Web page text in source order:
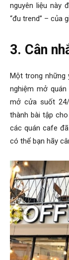
nguyên liệu này
“đu trend” – của
3. Cân
Một trong những
nghiệm mở
mở cửa suốt
thành bài tập
các quán cafe
có thể bạn hãy